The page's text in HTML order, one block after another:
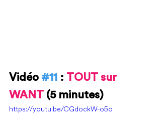
Vidéo #11 : TOUT sur
WANT (5 minutes)
https://youtu.be/CGdockW-o5o